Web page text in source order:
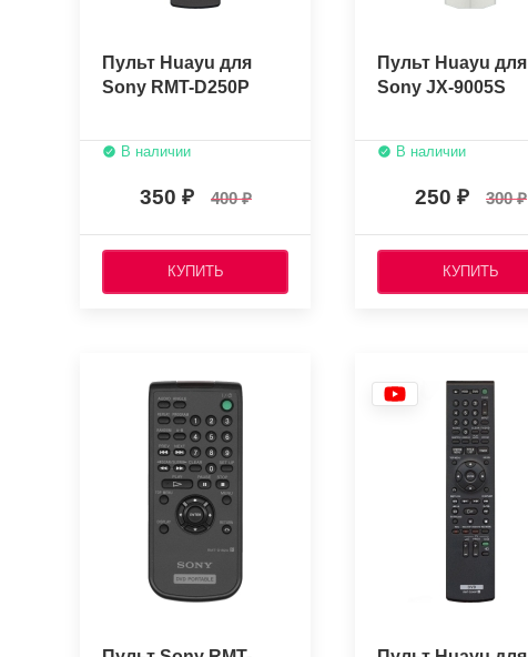
Пульт Huayu для
Sony RMT-D250P
В наличии
350 400
КУПИТЬ
Пульт Huayu для
Sony JX-9005S
В наличии
250 300
КУПИТЬ